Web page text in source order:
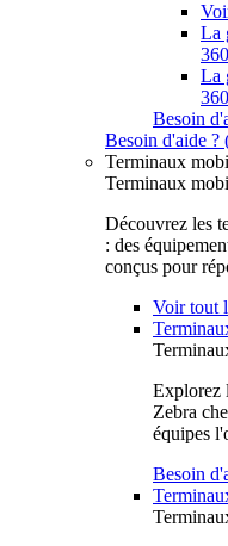
La
La
Besoin
Besoin d'aide ?
Terminaux
Terminaux
Découvrez les
: des
conçus pour
Voir tout
Explorez
Zebra
équipes
Besoin